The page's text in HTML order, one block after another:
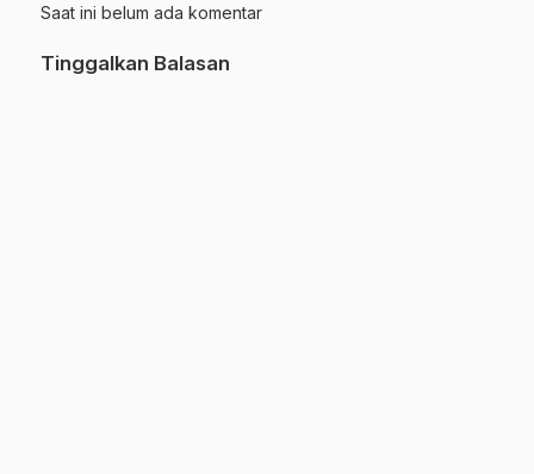
Saat ini belum ada komentar
Tinggalkan Balasan